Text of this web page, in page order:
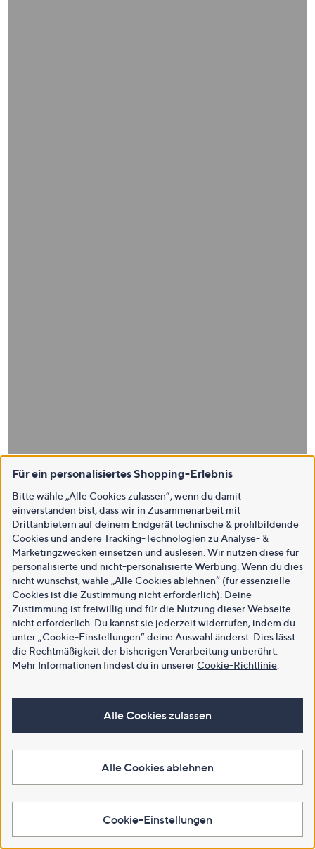
Für ein personalisiertes Shopping-Erlebnis
Bitte wähle „Alle Cookies zulassen“, wenn du damit
einverstanden bist, dass wir in Zusammenarbeit mit
Drittanbietern auf deinem Endgerät technische & profilbildende
Cookies und andere Tracking-Technologien zu Analyse- &
Marketingzwecken einsetzen und auslesen. Wir nutzen diese für
personalisierte und nicht-personalisierte Werbung. Wenn du dies
nicht wünschst, wähle „Alle Cookies ablehnen“ (für essenzielle
Cookies ist die Zustimmung nicht erforderlich). Deine
Zustimmung ist freiwillig und für die Nutzung dieser Webseite
nicht erforderlich. Du kannst sie jederzeit widerrufen, indem du
unter „Cookie-Einstellungen“ deine Auswahl änderst. Dies lässt
die Rechtmäßigkeit der bisherigen Verarbeitung unberührt.
Mehr Informationen findest du in unsererCookie-Richtlinie
Alle Cookies zulassen
Alle Cookies ablehnen
Cookie-Einstellungen